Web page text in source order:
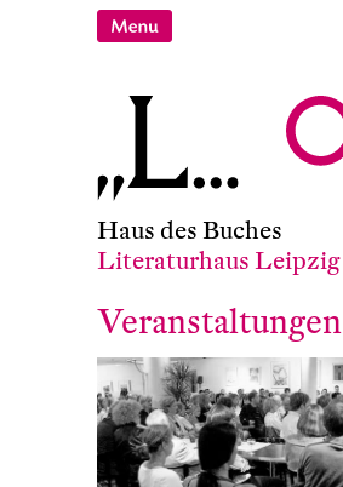
Haus des Buches
Literaturhaus Leipzig
Veranstaltungen